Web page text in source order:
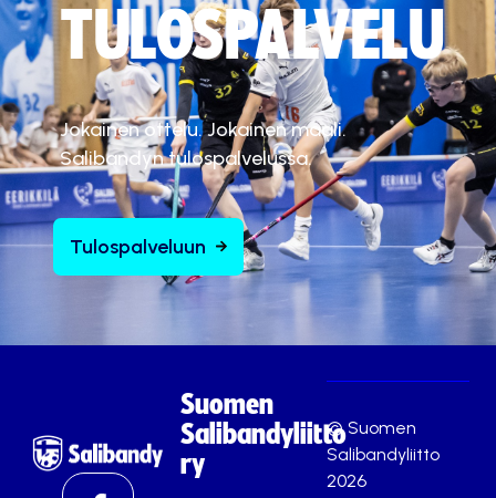
TULOSPALVELU
Jokainen ottelu. Jokainen maali.
Salibandyn tulospalvelussa.
Tulospalveluun
Suomen
Salibandyliitto
ry
© Suomen
Salibandyliitto
2026